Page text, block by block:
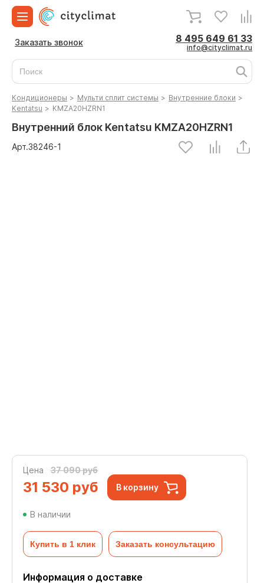
Заказать звонок 8 495 649 61 33
info@cityclimat.ru
Кондиционеры > Мульти сплит системы > Внутренние блоки >
Kentatsu > KMZA20HZRN1
Внутренний блок Kentatsu KMZA20HZRN1
Арт.38246-1
Цена 37 090 руб
31 530 руб В корзину
В наличии
Купить в 1 клик Заказать консультацию
Информация о доставке